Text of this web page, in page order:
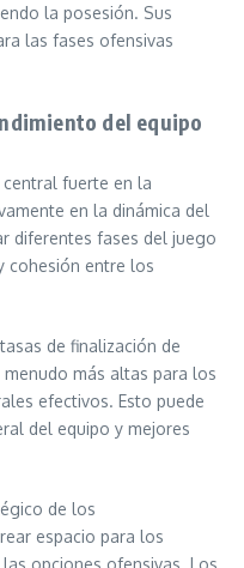
la posesión. Sus
las fases ofensivas
del equipo
central fuerte en la
en la dinámica del
diferentes fases del juego
cohesión entre los
de finalización de
más altas para los
efectivos. Esto puede
del equipo y mejores
de los
espacio para los
opciones ofensivas. Los